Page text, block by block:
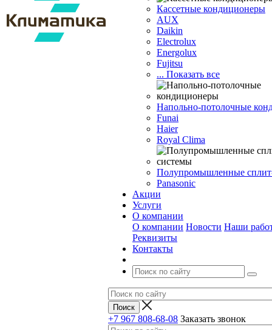
Кассетные кондиционеры
AUX
Daikin
Electrolux
Energolux
Fujitsu
... Показать все
Напольно-потолочные
Funai
Haier
Royal Clima
Полупромышленные
Panasonic
Акции
Услуги
О компании
О компании Новости Наши
Реквизиты
Контакты
+7 967 808-68-08 Заказать звонок